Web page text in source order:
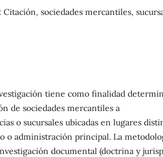
Citación, sociedades mercantiles,
tiene como finalidad
de sociedades mercantiles a
o sucursales ubicadas en lugares
o administración principal. La
documental (doctrina y